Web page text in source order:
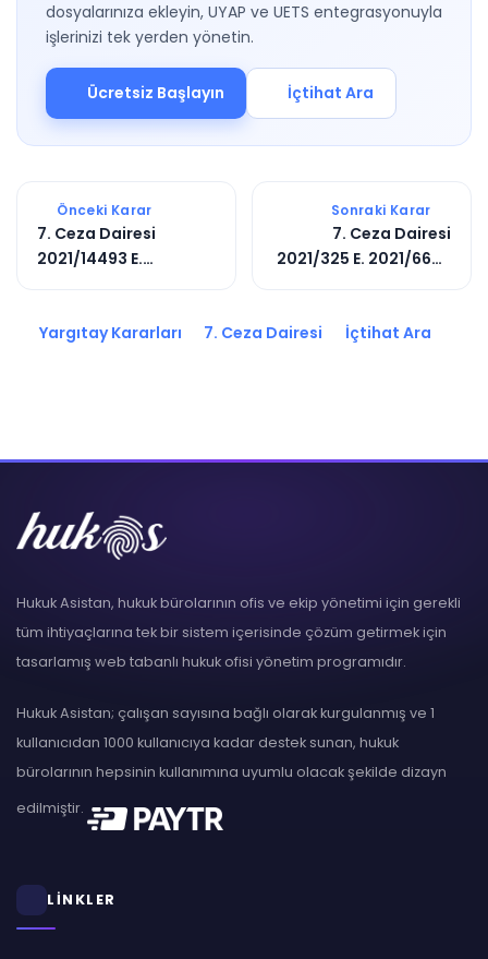
dosyalarınıza ekleyin, UYAP ve UETS entegrasyonuyla
işlerinizi tek yerden yönetin.
Ücretsiz Başlayın İçtihat Ara
Önceki Karar
7. Ceza Dairesi
2021/14493 E.
Sonraki Karar
7. Ceza Dairesi
2021/325 E. 2021/6663
Yargıtay Kararları 7. Ceza Dairesi İçtihat Ara
Hukuk Asistan, hukuk bürolarının ofis ve ekip yönetimi için gerekli
tüm ihtiyaçlarına tek bir sistem içerisinde çözüm getirmek için
tasarlamış web tabanlı hukuk ofisi yönetim programıdır.
Hukuk Asistan; çalışan sayısına bağlı olarak kurgulanmış ve 1
kullanıcıdan 1000 kullanıcıya kadar destek sunan, hukuk
bürolarının hepsinin kullanımına uyumlu olacak şekilde dizayn
edilmiştir.
LİNKLER